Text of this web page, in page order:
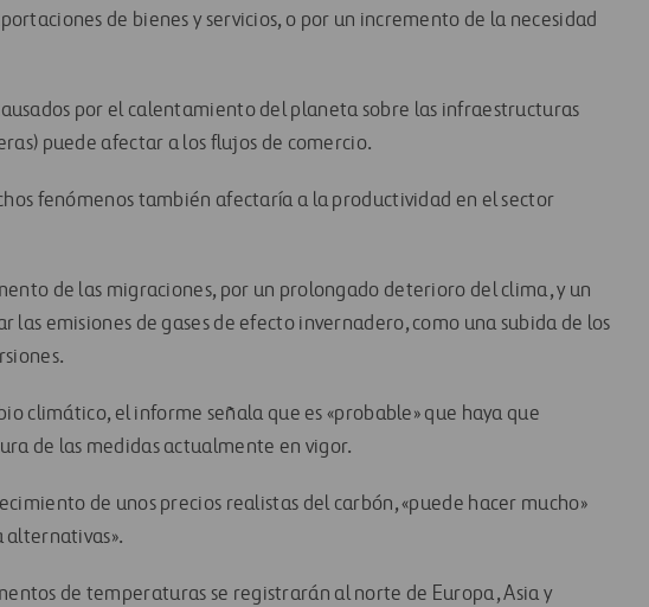
de bienes y servicios, o por un incremento de la necesidad
por el calentamiento del planeta sobre las infraestructuras
puede afectar a los flujos de comercio.
fenómenos también afectaría a la productividad en el sector
de las migraciones, por un prolongado deterioro del clima, y un
las emisiones de gases de efecto invernadero, como una subida de los
climático, el informe señala que es «probable» que haya que
de las medidas actualmente en vigor.
de unos precios realistas del carbón, «puede hacer mucho»
alternativas».
de temperaturas se registrarán al norte de Europa, Asia y